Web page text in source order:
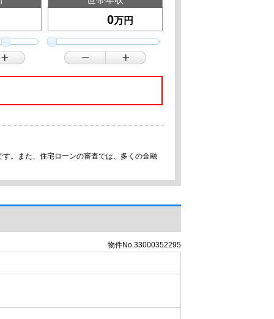
万円
。また、住宅ローンの審査では、多くの金融
物件No.33000352295